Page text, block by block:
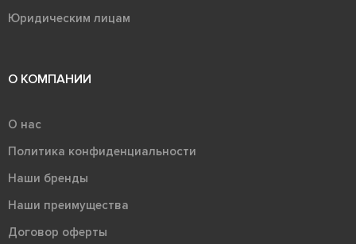
Юридическим лицам
О КОМПАНИИ
О нас
Политика конфиденциальности
Наши бренды
Наши преимущества
Договор оферты